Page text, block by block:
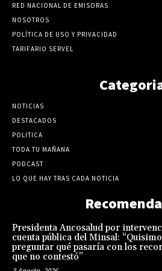
RED NACIONAL DE EMISORAS
NOSOTROS
POLÍTICA DE USO Y PRIVACIDAD
TARIFARIO SERVEL
NOTICIAS
DESTACADOS
POLITICA
TODA TU MAÑANA
PODCAST
LO QUE HAY TRAS CADA NOTICIA
Presidenta Ancosalud por
cuenta pública del Minsal:
preguntar qué pasaría con los
que no contestó”